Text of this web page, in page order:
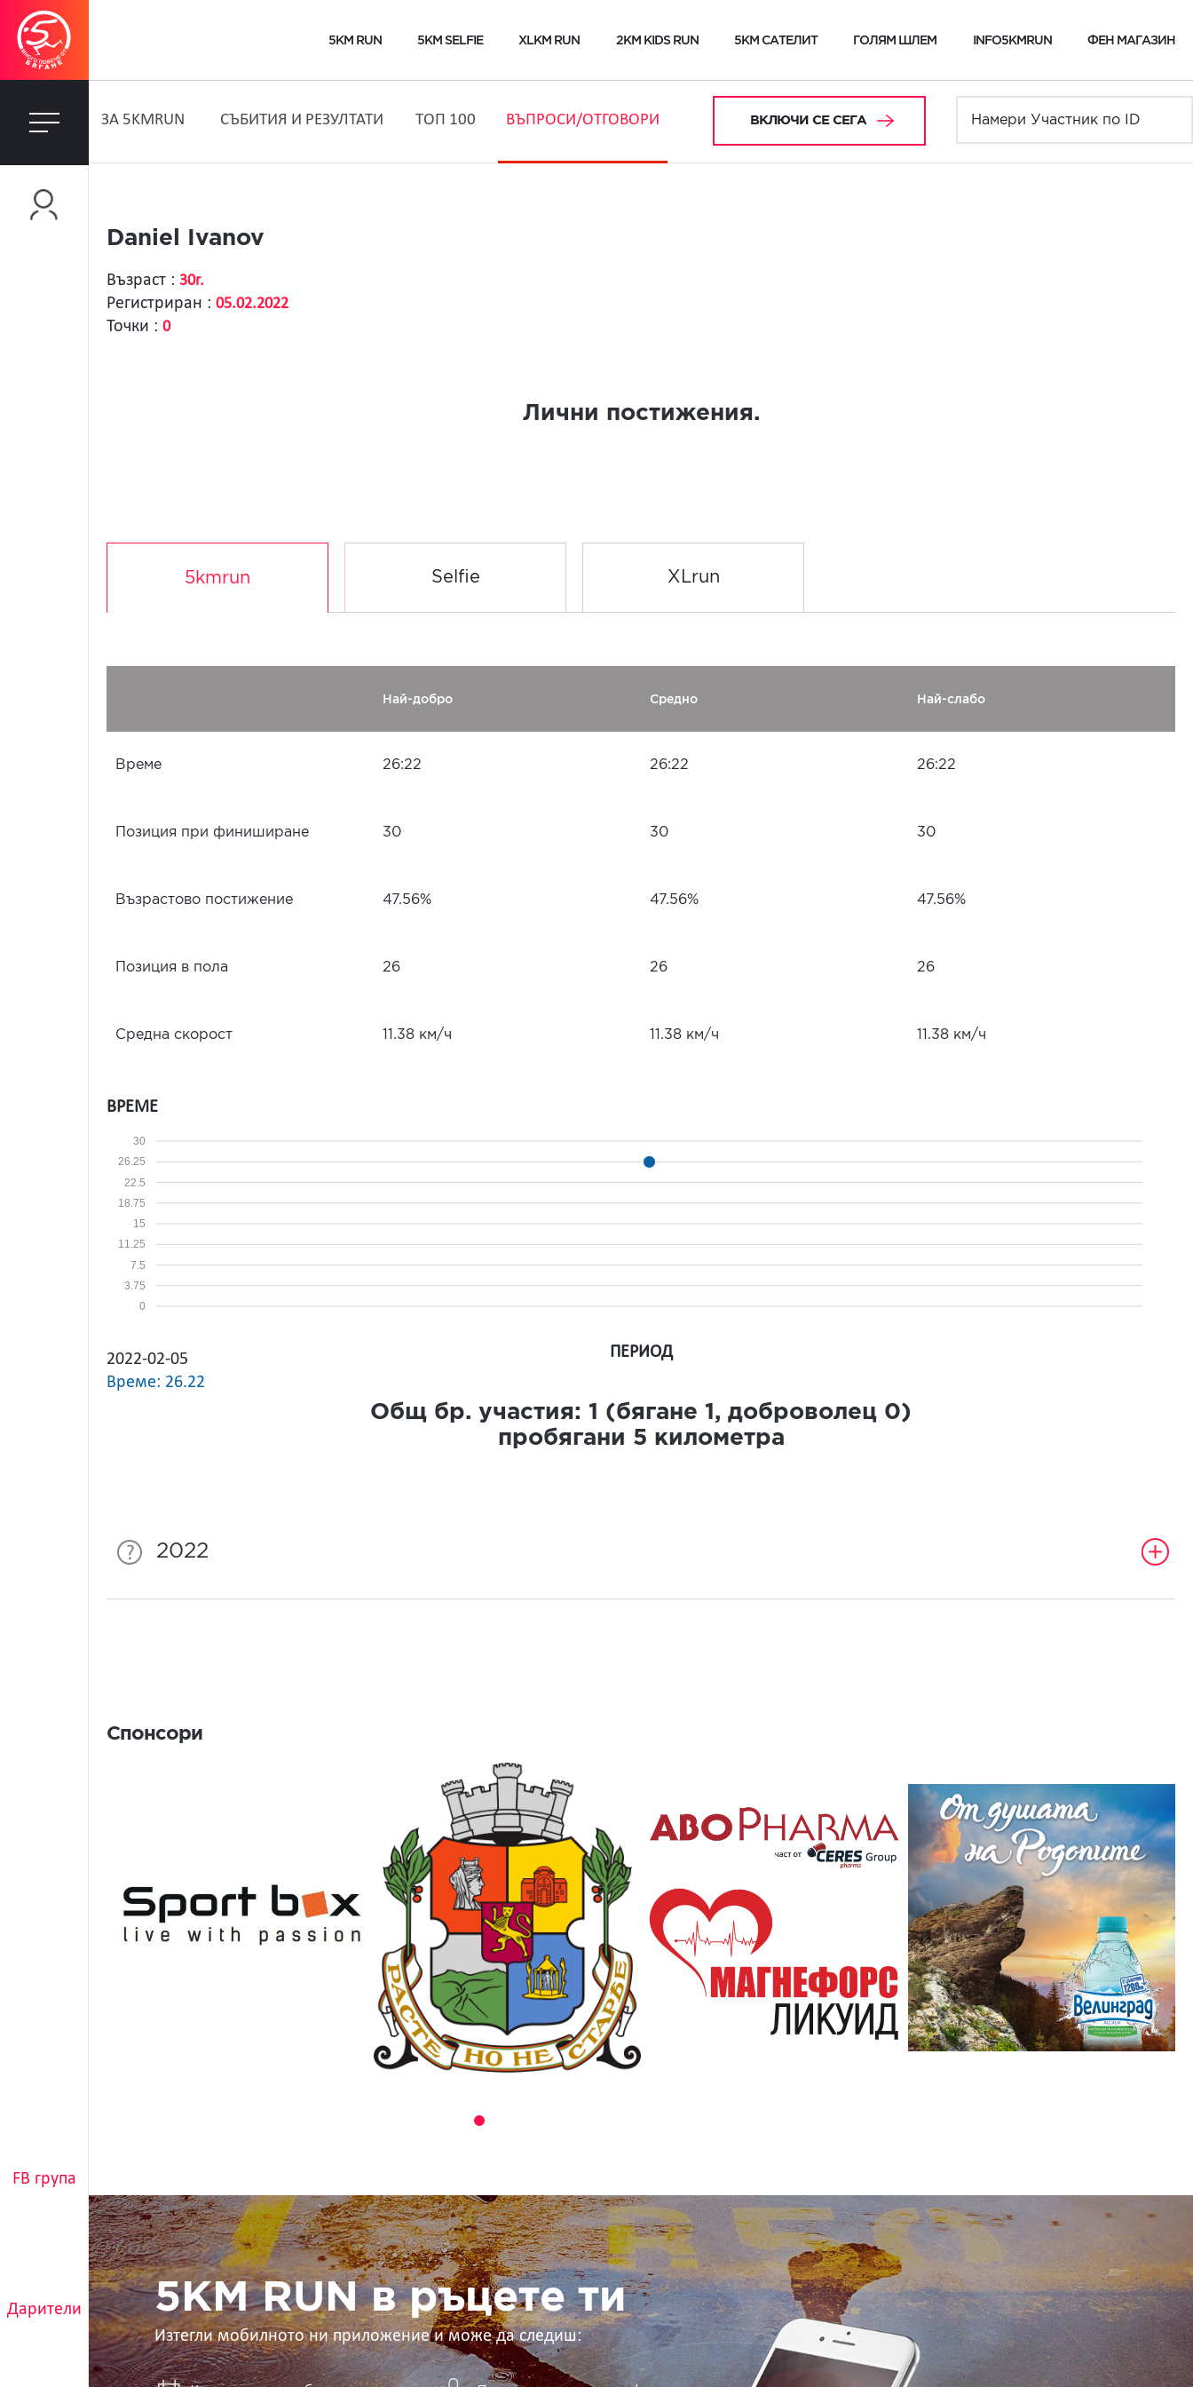
5KM RUN 5KM SELFIE XLKM RUN 2KM KIDS RUN 5KM САТЕЛИТ ГОЛЯМ ШЛЕМ INFO5KMRUN ФЕН МАГАЗИН
FB група
Дарители
ЗA 5KMRUN СЪБИТИЯ И РЕЗУЛТАТИ ТОП 100 ВЪПРОСИ/ОТГОВОРИ ВКЛЮЧИ СЕ СЕГА
Daniel Ivanov
Възраст : 30г.
Регистриран : 05.02.2022
Точки : 0
Лични постижения.
5kmrun Selfie XLrun
Най-добро Средно Най-слабо
Време 26:22 26:22 26:22
Позиция при финиширане 30 30 30
Възрастово постижение 47.56% 47.56% 47.56%
Позиция в пола 26 26 26
Средна скорост 11.38 км/ч 11.38 км/ч 11.38 км/ч
ВРЕМЕ
0
3.75
7.5
11.25
15
18.75
22.5
26.25
30
2022-02-05
Време: 26.22
ПЕРИОД
Общ бр. участия: 1 (бягане 1 , доброволец 0)
пробягани 5 километра
2022
Спонсори
5KM
RUN
в
ръцете
ти
5KM RUN в ръцете ти
Изтегли мобилното ни приложение и може да следиш: